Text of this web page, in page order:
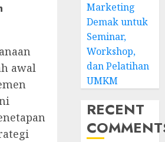
awal
Marketing
Demak untuk
Seminar,
Workshop,
dan Pelatihan
UMKM
RECENT